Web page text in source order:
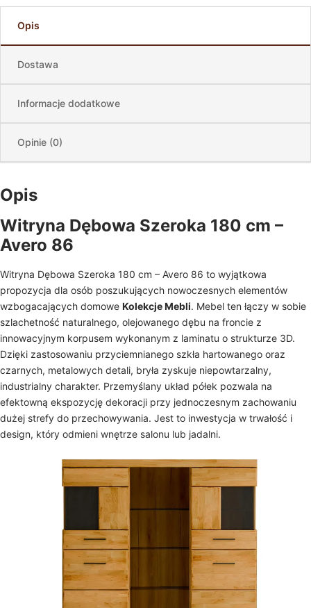
Opis
Dostawa
Informacje dodatkowe
Opinie (0)
Opis
Witryna Dębowa Szeroka 180 cm –
Avero 86
Witryna Dębowa Szeroka 180 cm – Avero 86 to wyjątkowa
propozycja dla osób poszukujących nowoczesnych elementów
wzbogacających domowe Kolekcje Mebli. Mebel ten łączy w sobie
szlachetność naturalnego, olejowanego dębu na froncie z
innowacyjnym korpusem wykonanym z laminatu o strukturze 3D.
Dzięki zastosowaniu przyciemnianego szkła hartowanego oraz
czarnych, metalowych detali, bryła zyskuje niepowtarzalny,
industrialny charakter. Przemyślany układ półek pozwala na
efektowną ekspozycję dekoracji przy jednoczesnym zachowaniu
dużej strefy do przechowywania. Jest to inwestycja w trwałość i
design, który odmieni wnętrze salonu lub jadalni.